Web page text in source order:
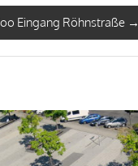
Eingang Röhnstraße →